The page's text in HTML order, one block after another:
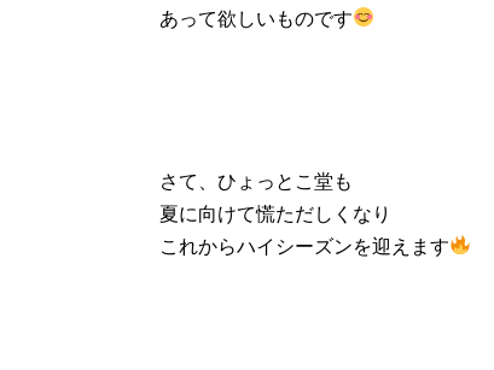
あって欲しいものです
さて、ひょっとこ堂も
夏に向けて慌ただしくなり
これからハイシーズンを迎えます